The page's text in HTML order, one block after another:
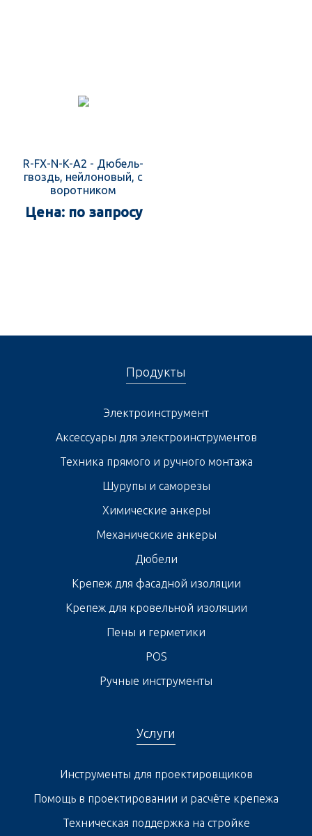
R-FX-N-K-A2 - Дюбель-
гвоздь, нейлоновый, с
воротником
Цена: по запросу
Продукты
Электроинструмент
Аксессуары для электроинструментов
Техника прямого и ручного монтажа
Шурупы и саморезы
Химические анкеры
Механические анкеры
Дюбели
Крепеж для фасадной изоляции
Крепеж для кровельной изоляции
Пены и герметики
POS
Ручные инструменты
Услуги
Инструменты для проектировщиков
Помощь в проектировании и расчёте крепежа
Техническая поддержка на стройке